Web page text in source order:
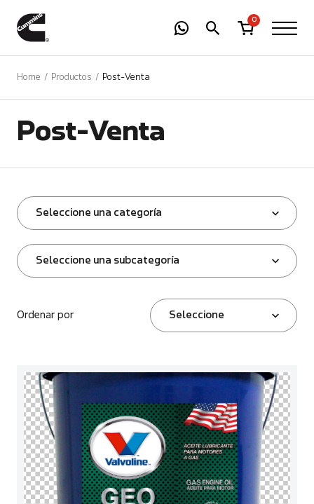
0
Home Productos Post-Venta
Post-Venta
Seleccione una categoría
Seleccione una subcategoría
Ordenar por Seleccione